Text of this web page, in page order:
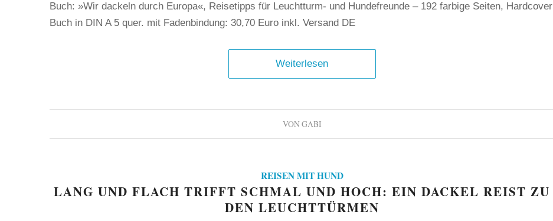
Buch: »Wir dackeln durch Europa«, Reisetipps für Leuchtturm- und Hundefreunde – 192 farbige Seiten, Hardcover
Buch in DIN A 5 quer. mit Fadenbindung: 30,70 Euro inkl. Versand DE
Weiterlesen
VONGABI
REISEN MIT HUND
LANG UND FLACH TRIFFT SCHMAL UND HOCH: EIN DACKEL REIST ZU
DEN LEUCHTTÜRMEN